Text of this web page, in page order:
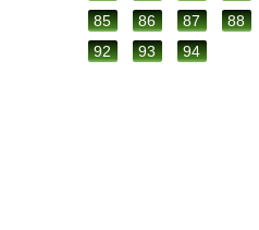
85
86 87 88
92
93 94